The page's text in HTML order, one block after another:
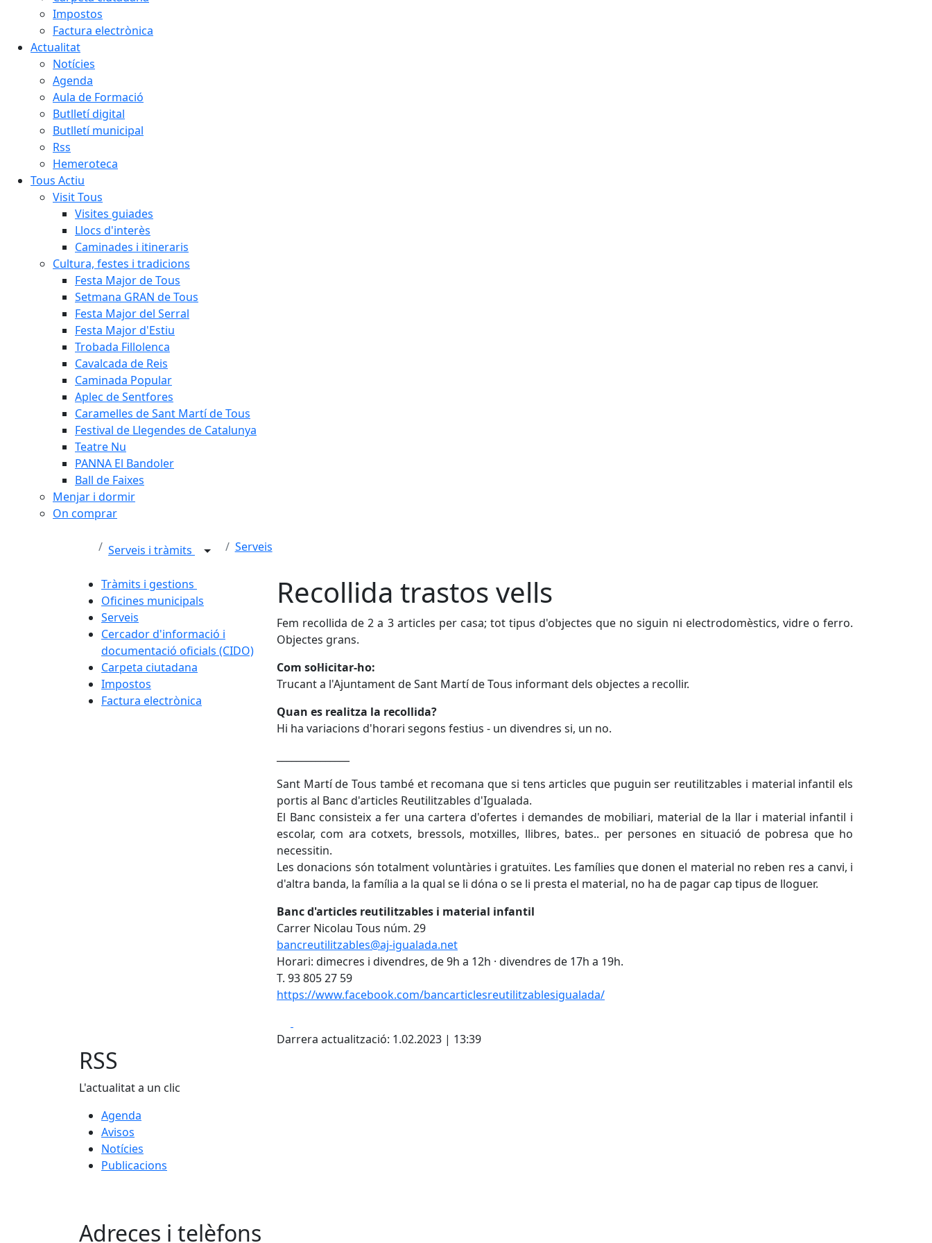
Impostos
Factura electrònica
Actualitat
Notícies
Agenda
Aula de Formació
Butlletí digital
Butlletí municipal
Rss
Hemeroteca
Tous Actiu
Visit Tous
Visites guiades
Llocs d'interès
Caminades i itineraris
Cultura, festes i tradicions
Festa Major de Tous
Setmana GRAN de Tous
Festa Major del Serral
Festa Major d'Estiu
Trobada Fillolenca
Cavalcada de Reis
Caminada Popular
Aplec de Sentfores
Caramelles de Sant Martí de Tous
Festival de Llegendes de Catalunya
Teatre Nu
PANNA El Bandoler
Ball de Faixes
Menjar i dormir
On comprar
Serveis i tràmits Serveis
Tràmits i gestions
Oficines municipals
Serveis
Cercador d'informació i
documentació oficials (CIDO)
Carpeta ciutadana
Impostos
Factura electrònica
Recollida trastos vells
Fem recollida de 2 a 3 articles per casa; tot tipus d'objectes que no siguin ni electrodomèstics, vidre o ferro.
Objectes grans.
Com sol·licitar-ho:
Trucant a l'Ajuntament de Sant Martí de Tous informant dels objectes a recollir.
Quan es realitza la recollida?
Hi ha variacions d'horari segons festius - un divendres si, un no.
Sant Martí de Tous també et recomana que si tens articles que puguin ser reutilitzables i material infantil els
portis al Banc d'articles Reutilitzables d'Igualada.
El Banc consisteix a fer una cartera d'ofertes i demandes de mobiliari, material de la llar i material infantil i
escolar, com ara cotxets, bressols, motxilles, llibres, bates.. per persones en situació de pobresa que ho
necessitin.
Les donacions són totalment voluntàries i gratuïtes. Les famílies que donen el material no reben res a canvi, i
d'altra banda, la família a la qual se li dóna o se li presta el material, no ha de pagar cap tipus de lloguer.
Banc d'articles reutilitzables i material infantil
Carrer Nicolau Tous núm. 29
bancreutilitzables@aj-igualada.net
Horari: dimecres i divendres, de 9h a 12h · divendres de 17h a 19h.
T. 93 805 27 59
https://www.facebook.com/bancarticlesreutilitzablesigualada/
Darrera actualització: 1.02.2023 | 13:39
RSS
L'actualitat a un clic
Agenda
Avisos
Notícies
Publicacions
Adreces i telèfons